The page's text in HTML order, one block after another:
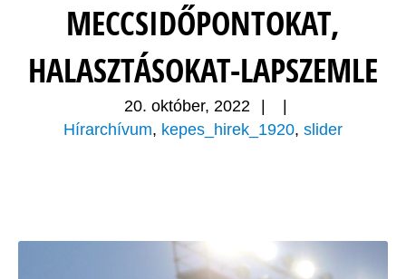
MECCSIDŐPONTOKAT,
HALASZTÁSOKAT-LAPSZEMLE
20. október, 2022
Hírarchívum, kepes_hirek_1920, slider